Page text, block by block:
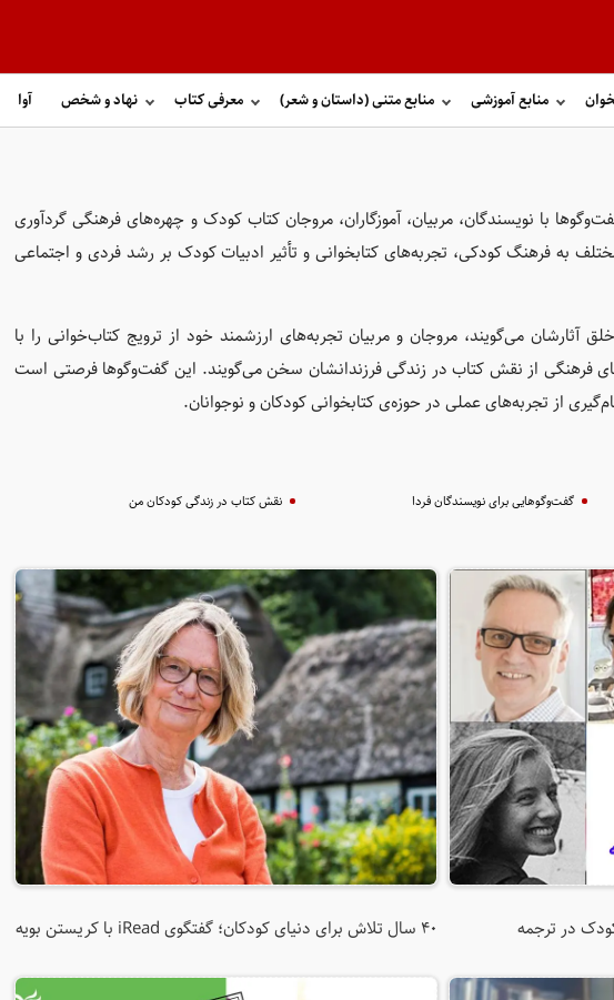
منابع آموزشی منابع متنی (داستان و شعر) معرفی کتاب نهاد و شخص آوا
با نویسندگان، مربیان، آموزگاران، مروجان کتاب کودک و چهره‌های فرهنگی گردآوری
به فرهنگ کودکی، تجربه‌های کتابخوانی و تأثیر ادبیات کودک بر رشد فردی و اجتماعی
آثارشان می‌گویند، مروجان و مربیان تجربه‌های ارزشمند خود از ترویج کتاب‌خوانی را با
فرهنگی از نقش کتاب در زندگی فرزندانشان سخن می‌گویند. این گفت‌وگوها فرصتی است
از تجربه‌های عملی در حوزه‌ی کتابخوانی کودکان و نوجوانان.
گفت‌وگوهایی برای نویسندگان فردا نقش کتاب در زندگی کودکان من
در ترجمه ۴۰ سال تلاش برای دنیای کودکان؛ گفتگوی iRead با کریستن بویه